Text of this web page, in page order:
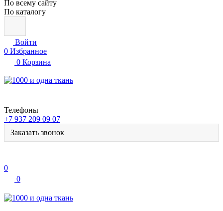
По всему сайту
По каталогу
Войти
0 Избранное
0 Корзина
Телефоны
+7 937 209 09 07
Заказать звонок
0
0